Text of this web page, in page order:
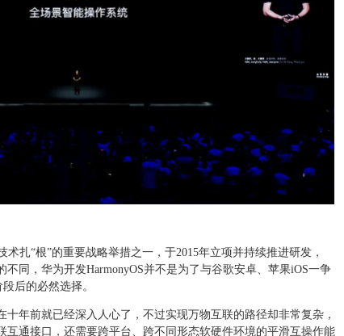
术扎“根”的重要战略举措之一，于2015年立项并持续推进研发，
同，华为开发HarmonyOS并不是为了与谷歌安卓、苹果iOS一争
后的必然选择。
年前就已经深入人心了，不过实现万物互联的路径却非常复杂，
互通接口，还需要跨平台、跨不同形态软硬件环境的平滑互操作能